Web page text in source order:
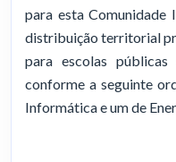
para esta Comunidade
distribuição territorial
para escolas
conforme a seguinte
Informática e um de